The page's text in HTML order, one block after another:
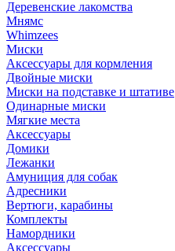
Деревенские лакомства
Мнямс
Whimzees
Миски
Аксессуары для кормления
Двойные миски
Миски на подставке и штативе
Одинарные миски
Мягкие места
Аксессуары
Домики
Лежанки
Амуниция для собак
Адресники
Вертюги, карабины
Комплекты
Намордники
Аксессуары